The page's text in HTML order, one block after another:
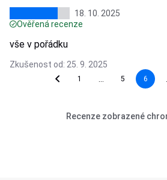
18. 10. 2025
Ověřená recenze
vše v pořádku
Zkušenost od: 25. 9. 2025
1 5 6
Recenze zobrazené